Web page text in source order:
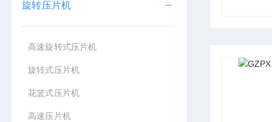
旋转压片机
高速旋转式压片机
旋转式压片机
花篮式压片机
高速压片机